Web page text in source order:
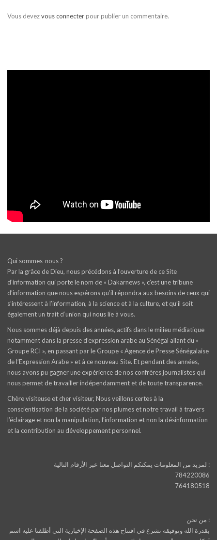
Vous devezvous connecterpour publier un commentaire.
Qui sommes-nous ?
Par la grâce de Dieu, nous précédons à l’ouverture de ce Site
d’information qui porte le nom de « Dakarnews », c’est une tribune
d’information que nous espérons qu’il répondra aux besoins de ceux qui
s’intéressent à l’information, à la science et à la culture, et qu’il soit
également un trait d‘union qui nous lie à vous.
Nous sommes déjà depuis des années, actifs dans le milieu médiatique
notamment dans la presse d’expression arabe au Sénégal allant du «
Groupe RCI », en passant par le Groupe « Agence de Presse Sénégalaise
de l’Expression Arabe » et à ce nouveau Site. Et pendant des années,
nous avons pu gagner une expérience de nos confrères journalistes qui
nous permet de travailler indépendamment et de toute transparence.
Chère visiteuse et cher visiteur, Nous veillons certes à la
conscientisation de la société par nos plumes et notre travail à travers
l’éclairage et non la manipulation, l’information et non la désinformation
et la contribution au développement personnel.
لمزيد من المعلومات يمكنكم التواصل معنا عبر الأرقام التالية :
784220086
764180518
من نحن :
بقدرة الله وتوفيقه نشرع في افتتاح هذه الصفحة الإخبارية التي أطلقنا عليه اسم